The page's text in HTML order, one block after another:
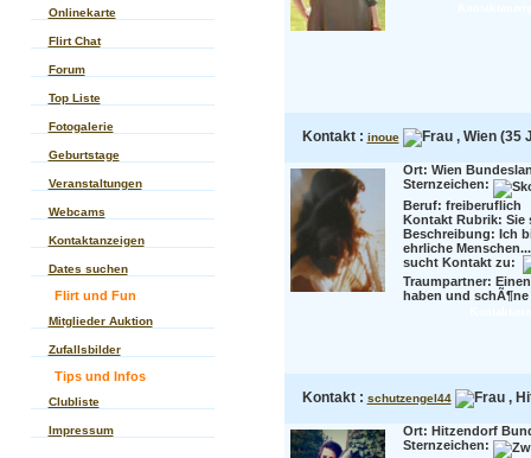
Onlinekarte
Flirt Chat
Forum
Top Liste
Fotogalerie
Geburtstage
Veranstaltungen
Webcams
Kontaktanzeigen
Dates suchen
Flirt und Fun
Mitglieder Auktion
Zufallsbilder
Tips und Infos
Clubliste
Impressum
Kontakt : inoue , Wien (35
Ort: Wien
Sternzeichen:
Beruf: freiberuflich
Kontakt Rubrik: Sie
Beschreibung: Ich
ehrliche
sucht Kontakt zu:
Traumpartner:
haben und
Kontakt : schutzengel44 ,
Ort: Hitzendorf
Sternzeichen: